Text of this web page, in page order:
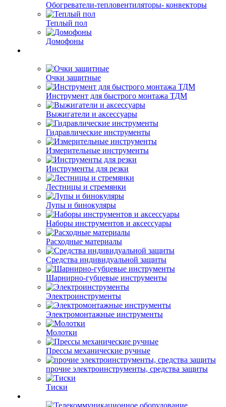
Обогреватели-тепловентиляторы- конвекторы
Теплый пол
Домофоны
Очки защитные
Инструмент для быстрого монтажа ТДМ
Выжигатели и аксессуары
Гидравлические инструменты
Измерительные инструменты
Инструменты для резки
Лестницы и стремянки
Лупы и бинокуляры
Наборы инструментов и аксессуары
Расходные материалы
Средства индивидуальной защиты
Шарнирно-губцевые инструменты
Электроинструменты
Электромонтажные инструменты
Молотки
Прессы механические ручные
прочие электроинструменты, средства защиты
Тиски